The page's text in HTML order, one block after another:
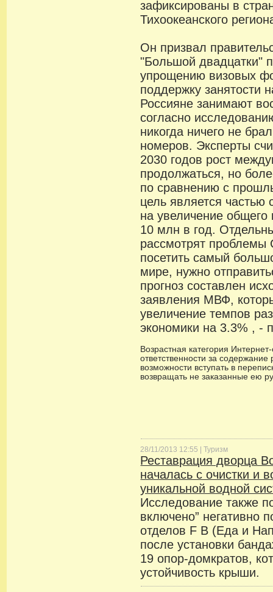
зафиксированы в
Тихоокеанского
Он призвал
"Большой двадцатки"
упрощению визовых
поддержку занятости
Россияне занимают
согласно
никогда ничего не
номеров. Эксперты
2030 годов рост
продолжаться, но
по сравнению с
цель является частью
на увеличение общего
10 млн в год.
рассмотрят
посетить самый
мире, нужно
прогноз составлен
заявления МВФ,
увеличение темпов
экономики на 3.3% , -
Возрастная категория
ответственности за
возможности вступать в
возвращать не заказанные ею
28/11/2013 12:55 |Туризм
Реставрация дворца
началась с очистки и
уникальной водной
Исследование также
включено” негативно
отделов F B (Еда и
после установки
19 опор-домкратов,
устойчивость крыши.